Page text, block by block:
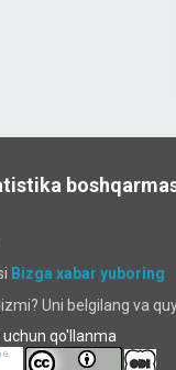
Bizga xabar yuboring
Uni belgilang va
qo'llanma